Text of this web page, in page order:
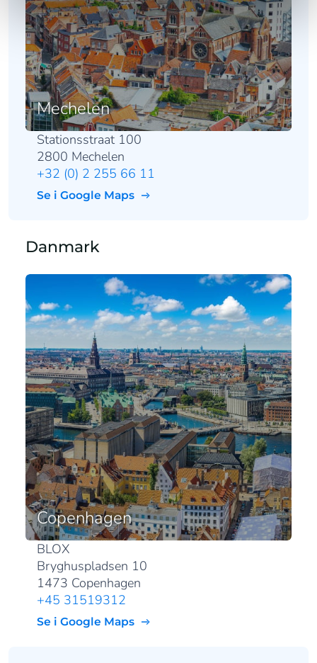
Mechelen
Stationsstraat 100
2800 Mechelen
+32 (0) 2 255 66 11
Se i Google Maps
Danmark
Copenhagen
BLOX
Bryghuspladsen 10
1473 Copenhagen
+45 31519312
Se i Google Maps